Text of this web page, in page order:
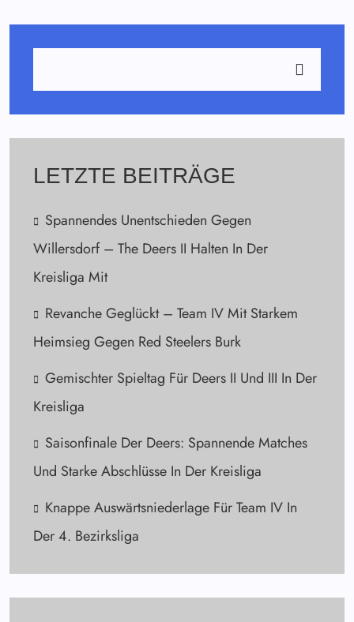
LETZTE BEITRÄGE
Spannendes Unentschieden Gegen
Willersdorf – The Deers II Halten In Der
Kreisliga Mit
Revanche Geglückt – Team IV Mit Starkem
Heimsieg Gegen Red Steelers Burk
Gemischter Spieltag Für Deers II Und III In Der
Kreisliga
Saisonfinale Der Deers: Spannende Matches
Und Starke Abschlüsse In Der Kreisliga
Knappe Auswärtsniederlage Für Team IV In
Der 4. Bezirksliga